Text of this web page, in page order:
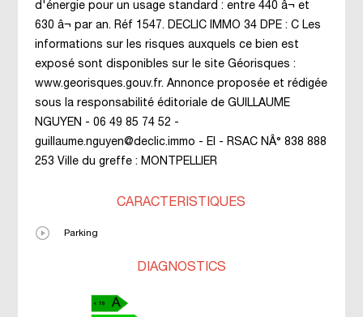
d'énergie pour un usage standard : entre 440 â¬ et
630 â¬ par an. Réf 1547. DECLIC IMMO 34 DPE : C Les
informations sur les risques auxquels ce bien est
exposé sont disponibles sur le site Géorisques :
www.georisques.gouv.fr. Annonce proposée et rédigée
sous la responsabilité éditoriale de GUILLAUME
NGUYEN - 06 49 85 74 52 -
guillaume.nguyen@declic.immo - EI - RSAC NÂ° 838 888
253 Ville du greffe : MONTPELLIER
CARACTÉRISTIQUES
Parking
DIAGNOSTICS